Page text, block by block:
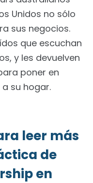
Unidos no sólo
sus negocios.
que escuchan
y les devuelven
poner en
su hogar.
leer más
de
en